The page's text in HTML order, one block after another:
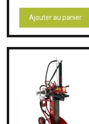
Ajouter au panier